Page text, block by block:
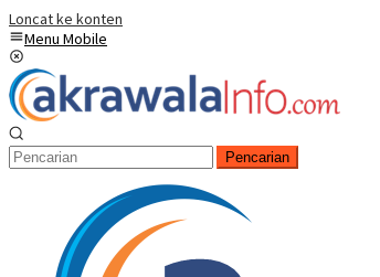
Loncat ke konten
Menu Mobile
Pencarian